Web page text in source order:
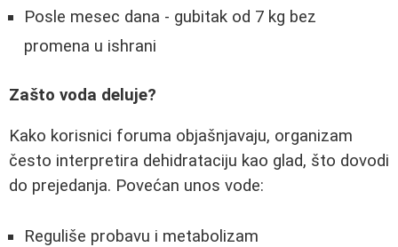
Posle mesec dana - gubitak od 7 kg bez
promena u ishrani
Zašto voda deluje?
Kako korisnici foruma objašnjavaju, organizam
često interpretira dehidrataciju kao glad, što dovodi
do prejedanja. Povećan unos vode:
Reguliše probavu i metabolizam